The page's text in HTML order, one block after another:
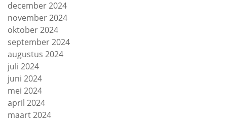
december 2024
november 2024
oktober 2024
september 2024
augustus 2024
juli 2024
juni 2024
mei 2024
april 2024
maart 2024